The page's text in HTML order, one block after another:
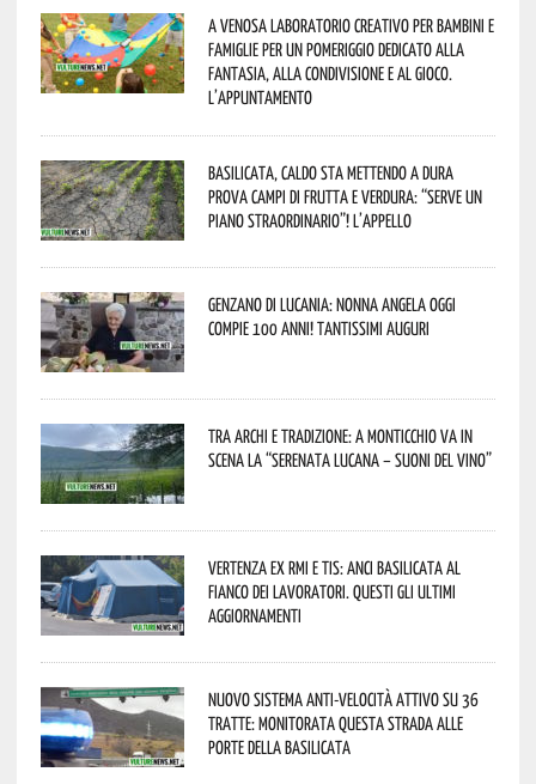
A Venosa laboratorio creativo per bambini e
famiglie per un pomeriggio dedicato alla
fantasia, alla condivisione e al gioco.
L’appuntamento
Basilicata, caldo sta mettendo a dura
prova campi di frutta e verdura: “Serve un
piano straordinario”! L’appello
Genzano di Lucania: nonna Angela oggi
compie 100 anni! Tantissimi auguri
Tra archi e tradizione: a Monticchio va in
scena la “Serenata lucana – suoni del vino”
Vertenza ex RMI e TIS: ANCI Basilicata al
fianco dei lavoratori. Questi gli ultimi
aggiornamenti
Nuovo sistema anti-velocità attivo su 36
tratte: monitorata questa strada alle
porte della Basilicata